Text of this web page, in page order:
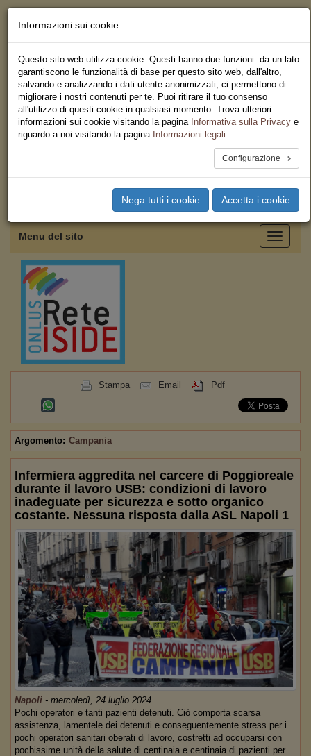
Servizi
Iscriviti
Ricerca
Area Stampa
Privacy
Federazione Regionale USB
Toggle
Menu del sito
Stampa Email Pdf
Argomento: Campania
Infermiera aggredita nel carcere di Poggioreale
durante il lavoro USB: condizioni di lavoro
inadeguate per sicurezza e sotto organico
costante. Nessuna risposta dalla ASL Napoli 1
Napoli - mercoledì, 24 luglio 2024
Pochi operatori e tanti pazienti detenuti. Ciò comporta scarsa
assistenza, lamentele dei detenuti e conseguentemente stress per i
pochi operatori sanitari oberati di lavoro, costretti ad occuparsi con
pochissime unità della salute di centinaia e centinaia di pazienti per
Informazioni sui cookie
Questo sito web utilizza cookie. Questi hanno due funzioni: da un lato
garantiscono le funzionalità di base per questo sito web, dall'altro,
salvando e analizzando i dati utente anonimizzati, ci permettono di
migliorare i nostri contenuti per te. Puoi ritirare il tuo consenso
all'utilizzo di questi cookie in qualsiasi momento. Trova ulteriori
informazioni sui cookie visitando la pagina Informativa sulla Privacy e
riguardo a noi visitando la pagina Informazioni legali.
Configurazione
Nega tutti i cookie Accetta i cookie